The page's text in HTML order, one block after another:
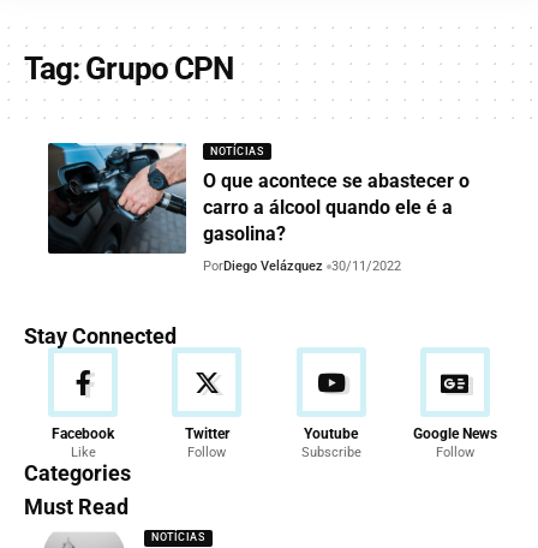
Tag:Grupo CPN
NOTÍCIAS
O que acontece se abastecer o
carro a álcool quando ele é a
gasolina?
PorDiego Velázquez 30/11/2022
Stay Connected
Facebook
Like
Twitter
Follow
Youtube
Subscribe
Google News
Follow
Categories
Must Read
NOTÍCIAS